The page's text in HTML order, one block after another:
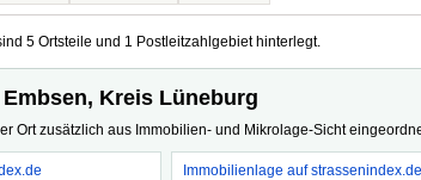
5 Ortsteile und 1 Postleitzahlgebiet hinterlegt.
Kreis Lüneburg
Ort zusätzlich aus Immobilien- und Mikrolage-Sicht
Immobilienlage auf strassenindex.de